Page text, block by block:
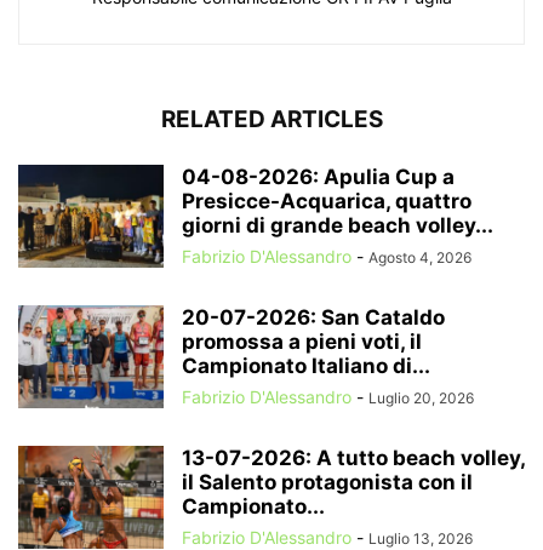
RELATED ARTICLES
04-08-2026: Apulia Cup a
Presicce-Acquarica, quattro
giorni di grande beach volley...
Fabrizio D'Alessandro - Agosto 4, 2026
20-07-2026: San Cataldo
promossa a pieni voti, il
Campionato Italiano di...
Fabrizio D'Alessandro - Luglio 20, 2026
13-07-2026: A tutto beach volley,
il Salento protagonista con il
Campionato...
Fabrizio D'Alessandro - Luglio 13, 2026